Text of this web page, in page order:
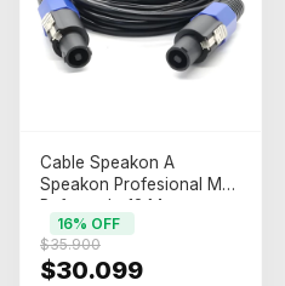
Cable Speakon A
Speakon Profesional Mut
Reforzado 12 Metros
$30.099
$35.900
16% OFF